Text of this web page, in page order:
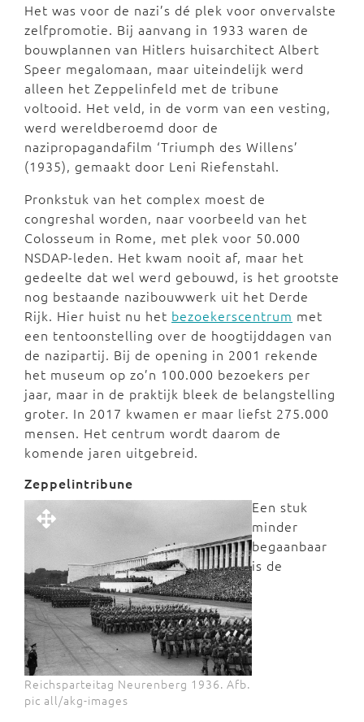
Het was voor de nazi’s dé plek voor onvervalste
zelfpromotie. Bij aanvang in 1933 waren de
bouwplannen van Hitlers huisarchitect Albert
Speer megalomaan, maar uiteindelijk werd
alleen het Zeppelinfeld met de tribune
voltooid. Het veld, in de vorm van een vesting,
werd wereldberoemd door de
nazipropagandafilm ‘Triumph des Willens’
(1935), gemaakt door Leni Riefenstahl.
Pronkstuk van het complex moest de
congreshal worden, naar voorbeeld van het
Colosseum in Rome, met plek voor 50.000
NSDAP-leden. Het kwam nooit af, maar het
gedeelte dat wel werd gebouwd, is het grootste
nog bestaande nazibouwwerk uit het Derde
Rijk. Hier huist nu het bezoekerscentrum met
een tentoonstelling over de hoogtijddagen van
de nazipartij. Bij de opening in 2001 rekende
het museum op zo’n 100.000 bezoekers per
jaar, maar in de praktijk bleek de belangstelling
groter. In 2017 kwamen er maar liefst 275.000
mensen. Het centrum wordt daarom de
komende jaren uitgebreid.
Zeppelintribune
Reichsparteitag Neurenberg 1936. Afb.
pic all/akg-images
Een stuk
minder
begaanbaar
is de